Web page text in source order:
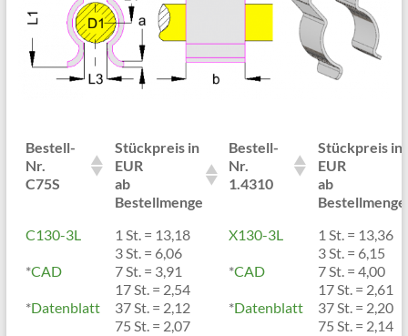
Bestell-
Nr.
C75S
Stückpreis in
EUR
ab
Bestellmenge
Bestell-
Nr.
1.4310
Stückpreis in
EUR
ab
Bestellmenge
C130-3L
*CAD
*Datenblatt
1 St. = 13,18
3 St. = 6,06
7 St. = 3,91
17 St. = 2,54
37 St. = 2,12
75 St. = 2,07
X130-3L
*CAD
*Datenblatt
1 St. = 13,36
3 St. = 6,15
7 St. = 4,00
17 St. = 2,61
37 St. = 2,20
75 St. = 2,14